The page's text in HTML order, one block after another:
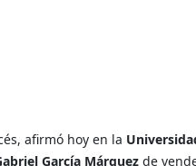
afirmó hoy en la
García Márquez de